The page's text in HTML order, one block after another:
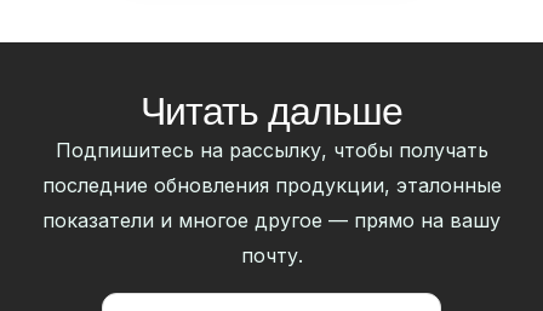
Читать дальше
Подпишитесь на рассылку, чтобы получать
последние обновления продукции, эталонные
показатели и многое другое — прямо на вашу
почту.